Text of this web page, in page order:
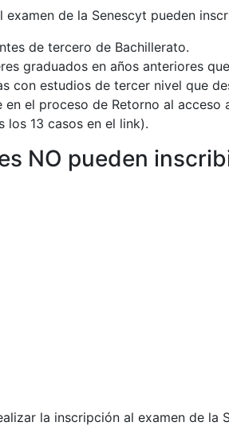
examen de la Senescyt pueden
de tercero de Bachillerato.
graduados en años anteriores
con estudios de tercer nivel que
en el proceso de Retorno al
los 13 casos en el link).
NO pueden
la inscripción al examen de la